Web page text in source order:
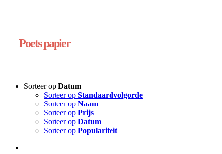
Poets papier
Sorteer op Datum
Sorteer op Standaardvolgorde
Sorteer op Naam
Sorteer op Prijs
Sorteer op Datum
Sorteer op Populariteit